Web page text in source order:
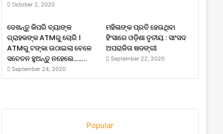
October 2, 2020
ଦେଖନ୍ତୁ କିପରି ବ୍ୟାଙ୍କ
ଗ୍ରାହକଙ୍କ ATMରୁ ଚୋରି ।
ATMରୁ ଟଙ୍କା ଉଠାଇଲା ବେଳେ
ସଚେତନ ହୁଅନ୍ତୁ ନହେଲେ……..
September 24, 2020
ମହିଳାଙ୍କ ପ୍ରତି ହେଉଥିବା
ହିଂସାରେ ଓଡ଼ିଶା ତୃତୀୟ : ସାଂସଦ
ଅପରାଜିତା ଷଡଙ୍ଗୀ
September 22, 2020
Popular